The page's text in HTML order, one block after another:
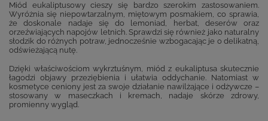
Miód eukaliptusowy cieszy się bardzo szerokim zastosowaniem.
Wyróżnia się niepowtarzalnym, miętowym posmakiem, co sprawia,
że doskonale nadaje się do lemoniad, herbat, deserów oraz
orzeźwiających napojów letnich. Sprawdzi się również jako naturalny
słodzik do różnych potraw, jednocześnie wzbogacając je o delikatną,
odświeżającą nutę.
Dzięki właściwościom wykrztuśnym, miód z eukaliptusa skutecznie
łagodzi objawy przeziębienia i ułatwia oddychanie. Natomiast w
kosmetyce ceniony jest za swoje działanie nawilżające i odżywcze –
stosowany w maseczkach i kremach, nadaje skórze zdrowy,
promienny wygląd.